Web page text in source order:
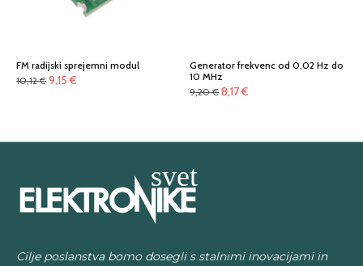
FM radijski sprejemni modul
10,12€ Izvirna
9,15€
Generator frekvenc od 0,02 Hz do
10 MHz
9,20€ Izvirna
bila:
8,17€
8,17 €.
Cilje poslanstva bomo dosegli s stalnimi inovacijami in